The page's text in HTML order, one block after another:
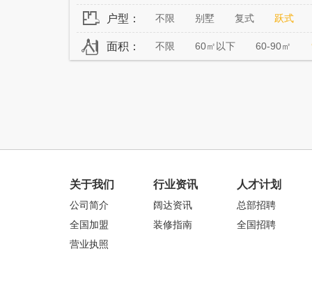
户型： 不限 别墅 复式 跃式
面积： 不限 60㎡以下 60-90㎡
关于我们
公司简介
全国加盟
营业执照
行业资讯
阔达资讯
装修指南
人才计划
总部招聘
全国招聘